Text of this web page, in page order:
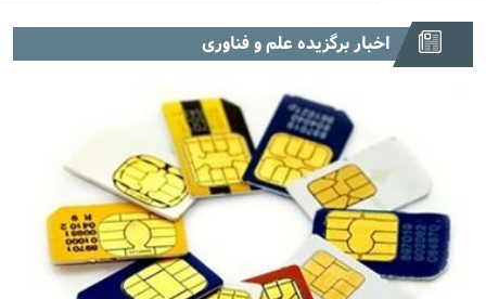
استارت واریز یارانه نقدی با تغییرات اضافه 1 میلیونی برای این
خانوارها | واریز یارانه نقدی مرحله ای شد | استعلام آخرین
وضعیت دهک بندی و مبلغ یارانه با کدملی
این شرط | استارت واریز یارانه نقدی اردیبهشت ماه از این
هفته | این خانوارها این ماه یارانه اضافی می گیرند
تومانی از این ماه | استعلام یارانه با موبایل
خبر غافلگیر کننده یارانه ای دولت برای مردم با طرح جدید |
افزایش مبلغ یارانه نقدی به 620/000 تومان | ثبت‌نام برای
یارانه ۱ میلیون تومانی فجرانه
قول عجیب جواد خیابانی به مارادونا | جواد خیابانی: مصاحبه
مارادونا بعد از مرگ من منتشر می‌شود +فیلم
عکس منوچهر هادی از لشکر فامیلا | سلفی خاص منوچهر هادی
اخبار برگزیده علم و فناوری